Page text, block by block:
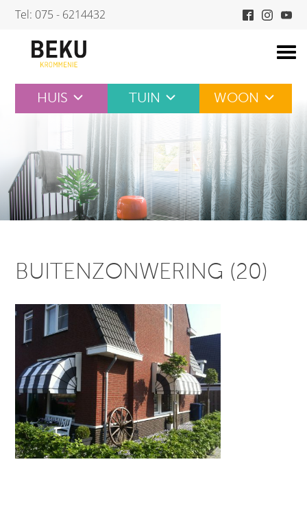
Skip
content
Tel: 075 - 6214432
HUIS TUIN WOON
BUITENZONWERING (20)